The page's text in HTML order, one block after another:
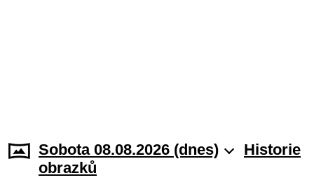
Sobota 08.08.2026 (dnes)
Historie
obrazků